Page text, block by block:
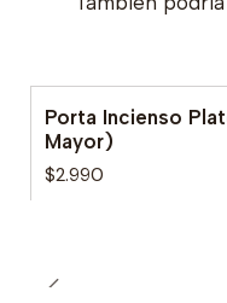
Porta Incienso
Mayor)
$2.990